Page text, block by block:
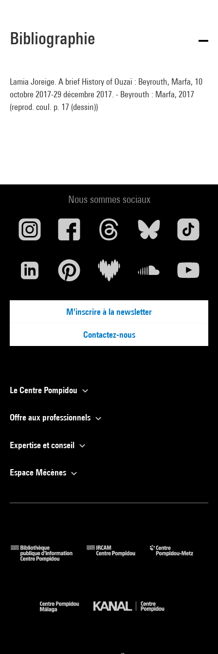
Bibliographie
Lamia Joreige. A brief History of Ouzaï : Beyrouth, Marfa, 10
octobre 2017-29 décembre 2017. - Beyrouth : Marfa, 2017
(reprod. coul. p. 17 (dessin))
Nous sommes sociaux
M'inscrire à la newsletter
Contactez-nous
Le Centre Pompidou
Offre aux professionnels
Expertise et conseil
Espace Mécènes